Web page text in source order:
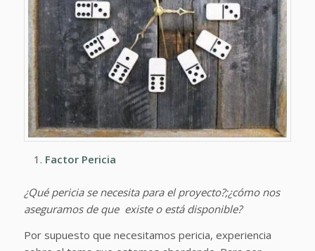
Factor Pericia
¿Qué pericia se necesita para el proyecto?;¿cómo nos
aseguramos de que existe o está disponible?
Por supuesto que necesitamos pericia, experiencia